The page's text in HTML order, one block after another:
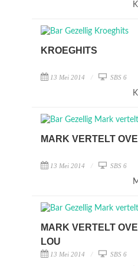
KROEGHITS
13 Mei 2014 SBS 6
MARK VERTELT
13 Mei 2014 SBS 6
MARK VERTELT
LOU
13 Mei 2014 SBS 6